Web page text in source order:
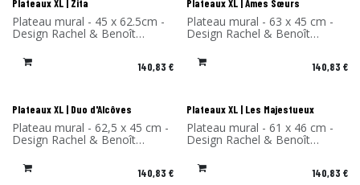
Plateaux XL | Zita
Plateau mural - 45 x 62.5cm -
Design Rachel & Benoît
Convers - Matériau: Stratifié
de bouleau- Fabriqué en
France 140,83 €
Plateaux XL | Âmes Sœurs
Plateau mural - 63 x 45 cm -
Design Rachel & Benoît
Convers - Matériau: Stratifié
de bouleau- Fabriqué en
France 140,83 €
Plateaux XL | Duo d'Alcôves
Plateau mural - 62,5 x 45 cm -
Design Rachel & Benoît
Convers - Matériau: Stratifié
de bouleau - Fabriqué en
France 140,83 €
Plateaux XL | Les Majestueux
Plateau mural - 61 x 46 cm -
Design Rachel & Benoît
Convers - Matériau: Stratifié
de bouleau - Fabriqué en
France 140,83 €